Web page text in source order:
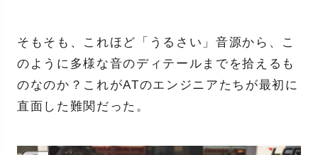
そもそも、これほど「うるさい」音源から、こ
のように多様な音のディテールまでを拾えるも
のなのか？これがATのエンジニアたちが最初に
直面した難関だった。